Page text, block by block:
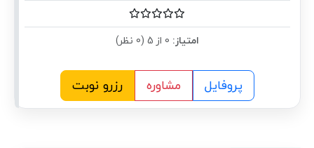
امتیاز:
پروفایل مشاوره رزرو نوبت